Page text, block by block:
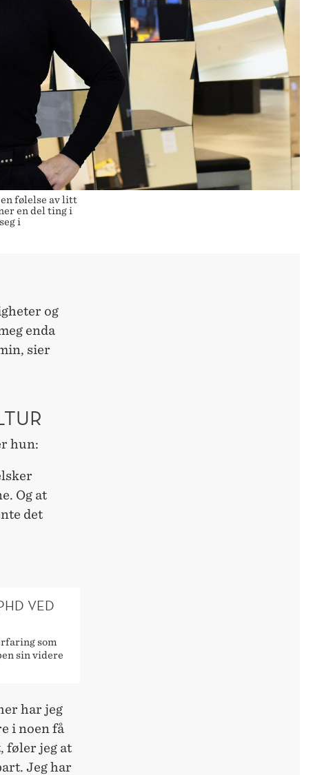
følelse av litt
en del ting i
i
og
enda
sier
hun:
Og at
det
VED
som
sin videre
har jeg
i noen få
føler jeg at
Jeg har